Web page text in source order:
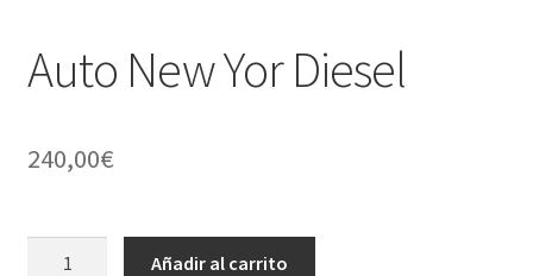
Auto New Yor Diesel
240,00€
Añadir al carrito